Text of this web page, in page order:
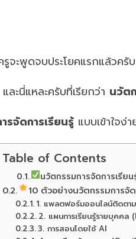
ะพูดจบประโยคแรกแล้วครั
ละนี่แหละครับที่เรียกว่า นวัต
รจัดการเรียนรู้ แบบเข้าใจง่
Table of Contents
นวัตกรรมการจัดการเรียน
10 ตัวอย่างนวัตกรรมการจั
1. แพลตฟอร์มออนไลน์ติดตาม
2. แผนการเรียนรู้รายบุคค
3. การสอนโดยใช้ AI